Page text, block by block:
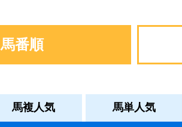
馬番順
馬複人気 馬単人気